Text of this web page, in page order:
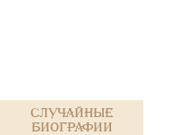
Случайные
биографии